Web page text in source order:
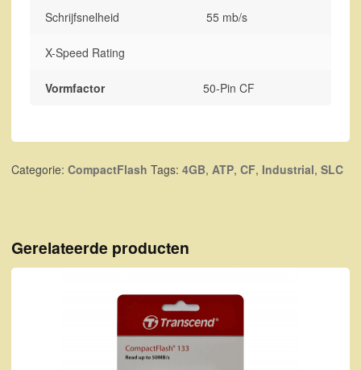
Schrijfsnelheid 55 mb/s
X-Speed Rating
Vormfactor 50-Pin CF
Categorie: CompactFlash Tags: 4GB, ATP, CF, Industrial, SLC
Gerelateerde producten